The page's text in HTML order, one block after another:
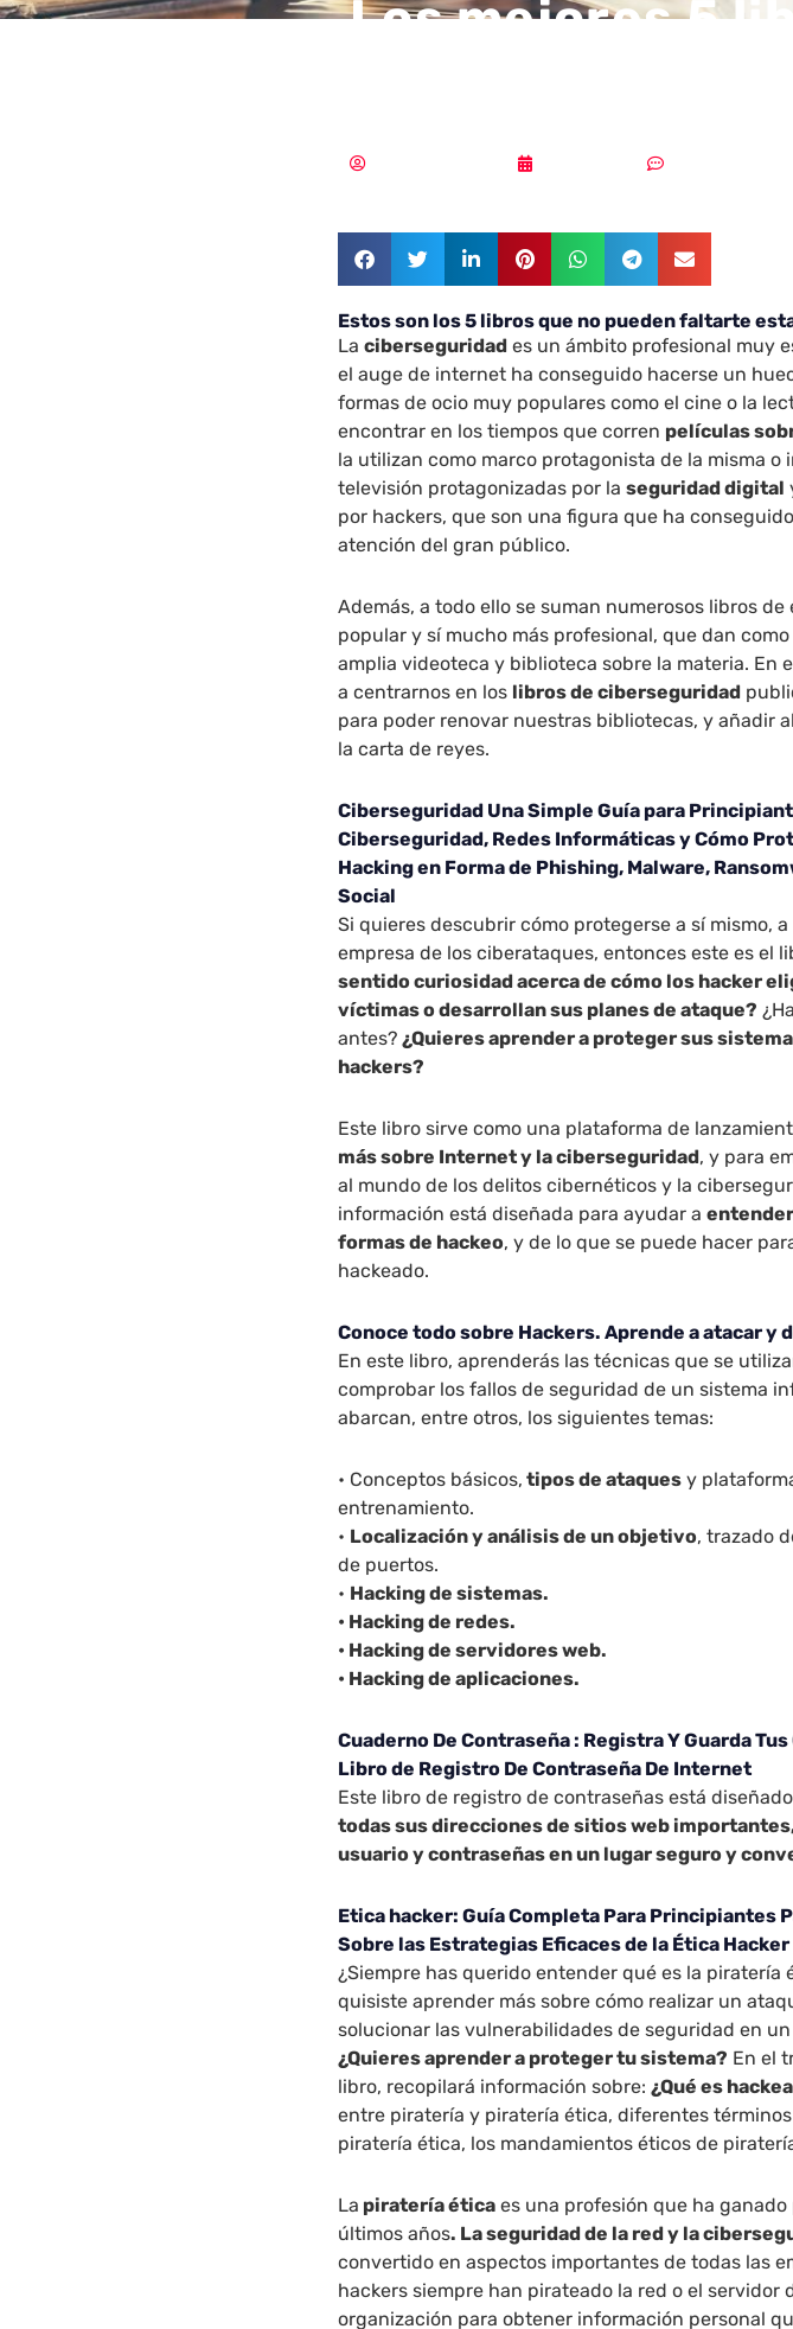
Los mejores 5
Estos son los 5 libros que no pueden faltarte
Laciberseguridad es un ámbito profesional muy
el auge de internet ha conseguido hacerse un
formas de ocio muy populares como el cine o la
encontrar en los tiempos que corren películas
la utilizan como marco protagonista de la misma o
televisión protagonizadas por laseguridad digital
por hackers, que son una figura que ha
atención del gran público.
Además, a todo ello se suman numerosos libros
popular y sí mucho más profesional, que dan
amplia videoteca y biblioteca sobre la materia. En
a centrarnos en los libros de ciberseguridad
para poder renovar nuestras bibliotecas, y añadir
la carta de reyes.
Ciberseguridad Una Simple Guía para
Ciberseguridad, Redes Informáticas y Cómo
Hacking en Forma de Phishing, Malware,
Social
Si quieres descubrir cómo protegerse a sí mismo,
empresa de los ciberataques, entonces este es el
sentido curiosidad acerca de cómo los hacker
víctimas o desarrollan sus planes de ataque?
antes? ¿Quieres aprender a proteger sus
hackers?
Este libro sirve como una plataforma de
más sobre Internet y la ciberseguridad, y para
al mundo de los delitos cibernéticos y la
información está diseñada para ayudar a
formas de hackeo, y de lo que se puede hacer
hackeado.
Conoce todo sobre Hackers. Aprende a atacar y
En este libro, aprenderás las técnicas que se
comprobar los fallos de seguridad de un sistema
abarcan, entre otros, los siguientes temas:
• Conceptos básicos, tipos de ataques y
entrenamiento.
• Localización y análisis de un objetivo, trazado
de puertos.
• Hacking de sistemas.
• Hacking de redes.
• Hacking de servidores web.
• Hacking de aplicaciones.
Cuaderno De Contraseña : Registra Y Guarda
Libro de Registro De Contraseña De Internet
Este libro de registro de contraseñas está
todas sus direcciones de sitios web
usuario y contraseñas en un lugar seguro y
Etica hacker: Guía Completa Para Principiantes
Sobre las Estrategias Eficaces de la Ética Hacker
¿Siempre has querido entender qué es la piratería
quisiste aprender más sobre cómo realizar un
solucionar las vulnerabilidades de seguridad en
¿Quieres aprender a proteger tu sistema? En el
libro, recopilará información sobre: ¿Qué es
entre piratería y piratería ética, diferentes
piratería ética, los mandamientos éticos de
La piratería ética es una profesión que ha
últimos años. La seguridad de la red y la
convertido en aspectos importantes de todas las
hackers siempre han pirateado la red o el servidor
organización para obtener información personal